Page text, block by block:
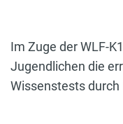
Im Zuge der WLF-
Jugendlichen die
Wissenstests durch